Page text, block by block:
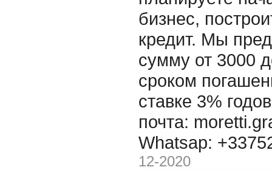
бизнес,
кредит. Мы
сумму от 3000
сроком
ставке 3%
почта:
Whatsap:
12-2020